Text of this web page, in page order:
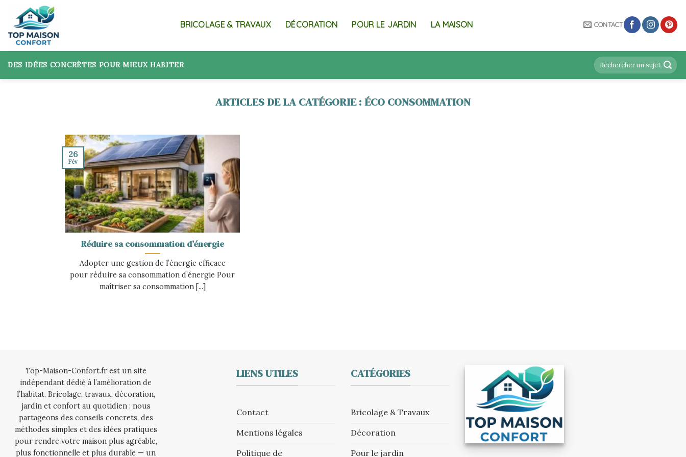
content
BRICOLAGE & TRAVAUX DÉCORATION POUR LE JARDIN LA MAISON CONTACT
DES IDÉES CONCRÈTES POUR MIEUX HABITER
ÉCO CONSOMMATION
Réduire sa consommation d’énergie
Adopter une gestion de l’énergie efficace
pour réduire sa consommation d’énergie Pour
maîtriser sa consommation [...]
26
Fév
Top-Maison-Confort.fr est un site
indépendant dédié à l’amélioration de
l’habitat. Bricolage, travaux, décoration,
jardin et confort au quotidien : nous
partageons des conseils concrets, des
méthodes simples et des idées pratiques
pour rendre votre maison plus agréable,
plus fonctionnelle et plus durable — un
LIENS UTILES
Contact
Mentions légales
Politique de
CATÉGORIES
Bricolage & Travaux
Décoration
Pour le jardin